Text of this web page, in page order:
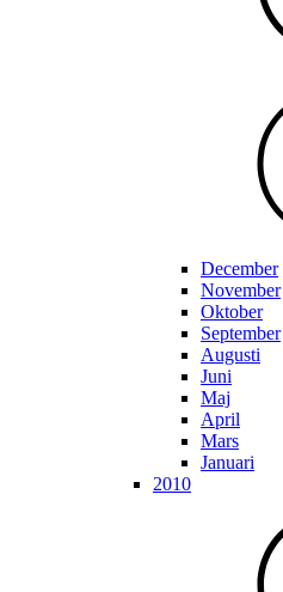
December
November
Oktober
September
Augusti
Juni
Maj
April
Mars
Januari
2010